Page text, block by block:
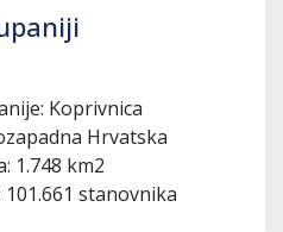
Koprivnica
Hrvatska
1.748 km2
stanovnika